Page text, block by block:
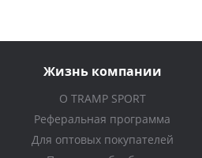
Жизнь компании
О TRAMP SPORT
Реферальная программа
Для оптовых покупателей